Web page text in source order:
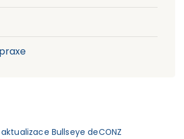
aktualizace Bullseye deCONZ